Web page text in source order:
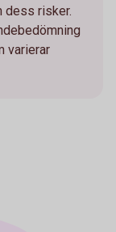
dess risker.
varierar